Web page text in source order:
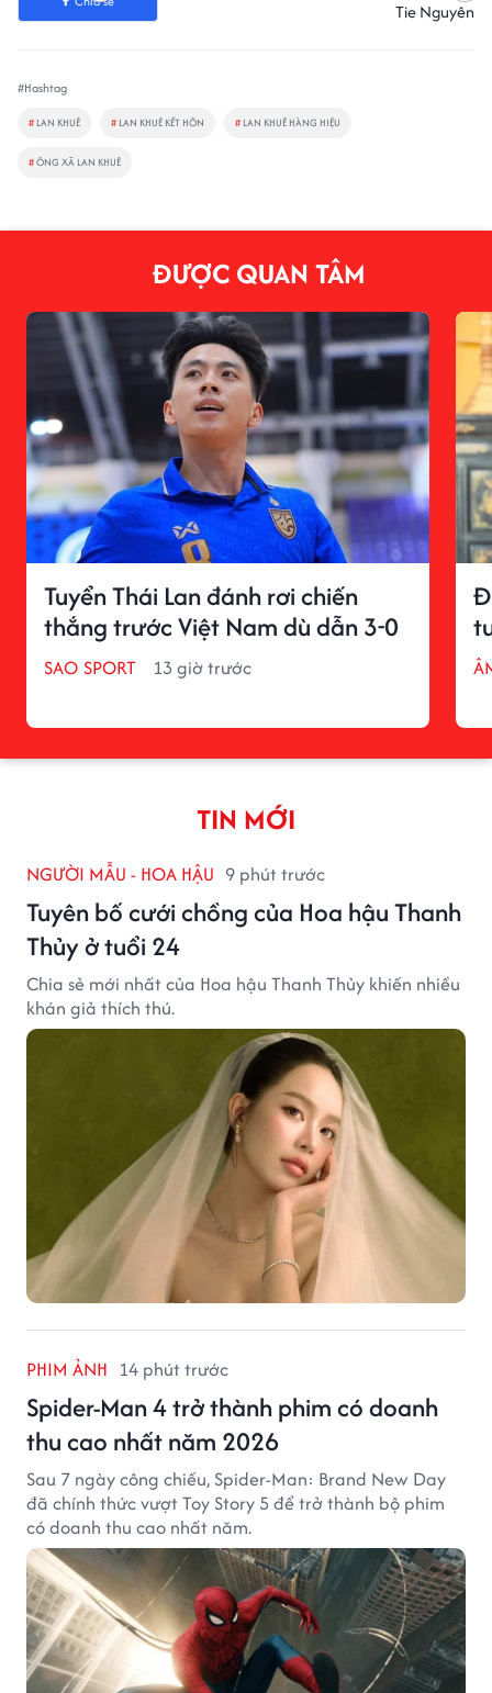
Tie Nguyên
#Hashtag
# LAN KHUÊ # LAN KHUÊ KẾT HÔN # LAN KHUÊ HÀNG HIỆU
#ÔNG XÃ LAN KHUÊ
ĐƯỢC QUAN TÂM
Tuyển Thái Lan đánh rơi chiến
thắng trước Việt Nam dù dẫn 3-0
SAO SPORT 13 giờ trước
TIN MỚI
NGƯỜI MẪU - HOA HẬU 9 phút trước
Tuyên bố cưới chồng của Hoa hậu Thanh
Thủy ở tuổi 24
Chia sẻ mới nhất của Hoa hậu Thanh Thủy khiến nhiều
khán giả thích thú.
PHIM ẢNH 14 phút trước
Spider-Man 4 trở thành phim có doanh
thu cao nhất năm 2026
Sau 7 ngày công chiếu, Spider-Man: Brand New Day
đã chính thức vượt Toy Story 5 để trở thành bộ phim
có doanh thu cao nhất năm.